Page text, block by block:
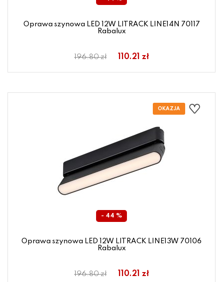
Oprawa szynowa LED 12W LITRACK LINE14N 70117
Rabalux
196.80 zł 110.21 zł
- 44 %
Oprawa szynowa LED 12W LITRACK LINE13W 70106
Rabalux
196.80 zł 110.21 zł